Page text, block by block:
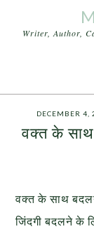
Writer, Author,
– बच्चों से सीखने
DECEMBER 4,
वक्त के
वक्त के साथ
जिंदगी बदलने के